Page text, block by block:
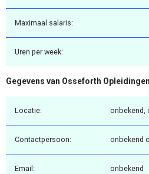
Maximaal salaris:
Uren per week:
Gegevens van Osseforth Opleidingen
Locatie: onbekend,
Contactpersoon: onbekend
Email: onbekend